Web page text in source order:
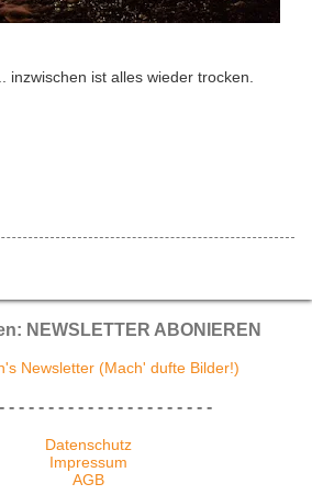
inzwischen ist alles wieder trocken.
NEWSLETTER ABONIEREN
Newsletter (Mach' dufte Bilder!)
- - - - - - - - - - - - - - - - - - - - -
Datenschutz
Impressum
AGB